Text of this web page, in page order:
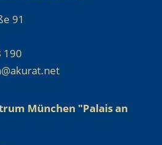
91
190
München "Palais an